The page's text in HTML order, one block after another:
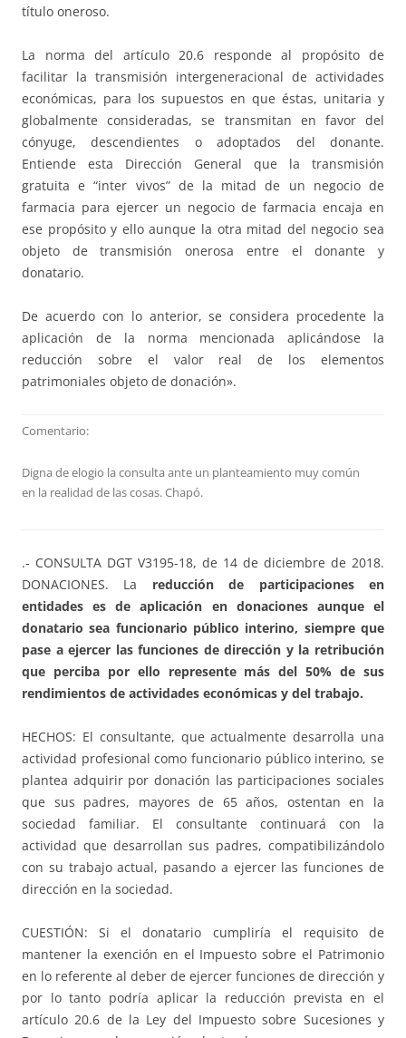
título oneroso.
La norma del artículo 20.6 responde al propósito de
facilitar la transmisión intergeneracional de actividades
económicas, para los supuestos en que éstas, unitaria y
globalmente consideradas, se transmitan en favor del
cónyuge, descendientes o adoptados del donante.
Entiende esta Dirección General que la transmisión
gratuita e “inter vivos” de la mitad de un negocio de
farmacia para ejercer un negocio de farmacia encaja en
ese propósito y ello aunque la otra mitad del negocio sea
objeto de transmisión onerosa entre el donante y
donatario.
De acuerdo con lo anterior, se considera procedente la
aplicación de la norma mencionada aplicándose la
reducción sobre el valor real de los elementos
patrimoniales objeto de donación».
Comentario:
Digna de elogio la consulta ante un planteamiento muy común
en la realidad de las cosas. Chapó.
.- CONSULTA DGT V3195-18, de 14 de diciembre de 2018.
DONACIONES. La reducción de participaciones en
entidades es de aplicación en donaciones aunque el
donatario sea funcionario público interino, siempre que
pase a ejercer las funciones de dirección y la retribución
que perciba por ello represente más del 50% de sus
rendimientos de actividades económicas y del trabajo.
HECHOS: El consultante, que actualmente desarrolla una
actividad profesional como funcionario público interino, se
plantea adquirir por donación las participaciones sociales
que sus padres, mayores de 65 años, ostentan en la
sociedad familiar. El consultante continuará con la
actividad que desarrollan sus padres, compatibilizándolo
con su trabajo actual, pasando a ejercer las funciones de
dirección en la sociedad.
CUESTIÓN: Si el donatario cumpliría el requisito de
mantener la exención en el Impuesto sobre el Patrimonio
en lo referente al deber de ejercer funciones de dirección y
por lo tanto podría aplicar la reducción prevista en el
artículo 20.6 de la Ley del Impuesto sobre Sucesiones y